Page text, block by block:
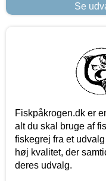
Se
Fiskpåkrogen.dk er
alt du skal bruge af
fiskegrej fra et
høj kvalitet, der
deres udvalg.